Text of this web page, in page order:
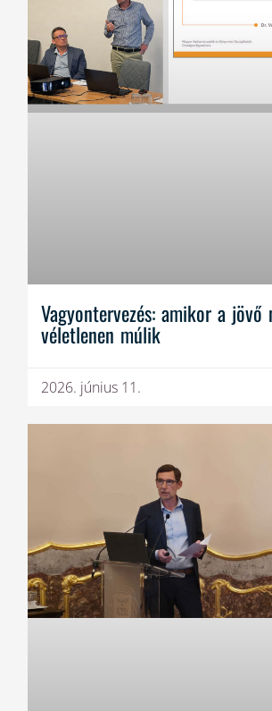
Vagyontervezés: amikor a jövő
véletlenen múlik
2026. június 11.